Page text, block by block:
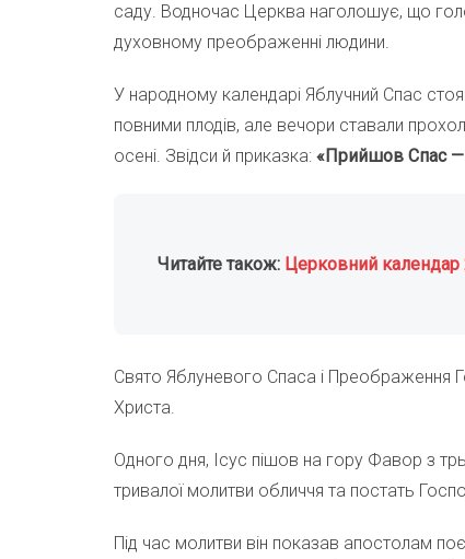
саду. Водночас Церква наголошує, що
духовному преображенні людини.
У народному календарі Яблучний Спас
повними плодів, але вечори ставали
осені. Звідси й приказка: «Прийшов Спас —
Читайте також: Церковний календар
Свято Яблуневого Спаса і Преображення
Христа.
Одного дня, Ісус пішов на гору Фавор з
тривалої молитви обличчя та постать
Під час молитви він показав апостолам